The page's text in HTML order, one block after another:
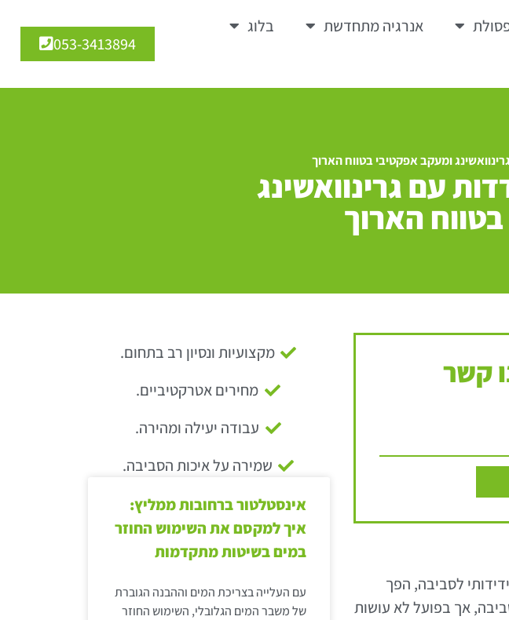
אנרגיה מתחדשת
בלוג
053-3413894
ומעקב אפקטיבי בטווח הארוך
עם גרינוואשינג
הארוך
קשר
לסביבה, הפך
אך בפועל לא עושות
מקצועיות ונסיון רב בתחום.
מחירים אטרקטיביים.
עבודה יעילה ומהירה.
שמירה על איכות הסביבה.
אינסטלטור ברחובות ממליץ:
איך למקסם את השימוש החוזר
במים בשיטות מתקדמות
עם העלייה בצריכת המים וההבנה הגוברת
של משבר המים הגלובלי, השימוש החוזר